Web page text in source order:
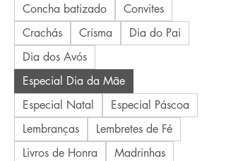
Concha batizado
Convites
Crachás
Crisma
Dia do Pai
Dia dos Avós
Especial Dia da Mãe
Especial Natal
Especial Páscoa
Lembranças
Lembretes de Fé
Livros de Honra
Madrinhas